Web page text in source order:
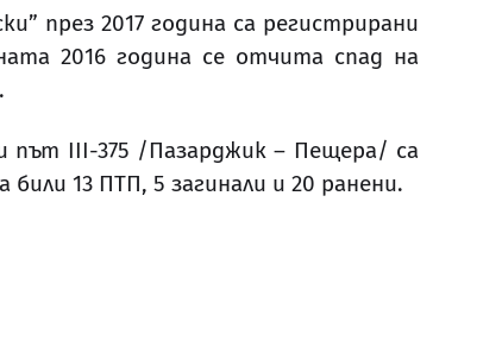
през 2017 година са регистрирани
2016 година се отчита спад на
ІІІ-375 /Пазарджик – Пещера/ са
13 ПТП, 5 загинали и 20 ранени.